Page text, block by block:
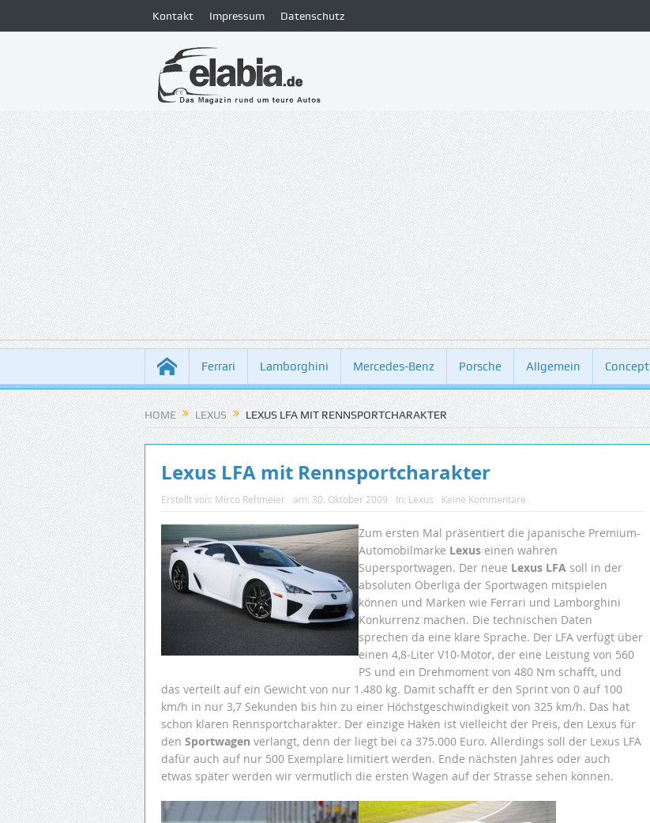
Kontakt Impressum Datenschutz
Ferrari Lamborghini Mercedes-Benz Porsche Allgemein Concept
HOME LEXUS LEXUS LFA MIT RENNSPORTCHARAKTER
Lexus LFA mit Rennsportcharakter
Erstellt von: Mirco Rehmeier am: 30. Oktober 2009 In: Lexus Keine Kommentare
Zum ersten Mal präsentiert die japanische Premium-
Automobilmarke Lexus einen wahren
Supersportwagen. Der neue Lexus LFA soll in der
absoluten Oberliga der Sportwagen mitspielen
können und Marken wie Ferrari und Lamborghini
Konkurrenz machen. Die technischen Daten
sprechen da eine klare Sprache. Der LFA verfügt über
einen 4,8-Liter V10-Motor, der eine Leistung von 560
PS und ein Drehmoment von 480 Nm schafft, und
das verteilt auf ein Gewicht von nur 1.480 kg. Damit schafft er den Sprint von 0 auf 100
km/h in nur 3,7 Sekunden bis hin zu einer Höchstgeschwindigkeit von 325 km/h. Das hat
schon klaren Rennsportcharakter. Der einzige Haken ist vielleicht der Preis, den Lexus für
den Sportwagen verlangt, denn der liegt bei ca 375.000 Euro. Allerdings soll der Lexus LFA
dafür auch auf nur 500 Exemplare limitiert werden. Ende nächsten Jahres oder auch
etwas später werden wir vermutlich die ersten Wagen auf der Strasse sehen können.